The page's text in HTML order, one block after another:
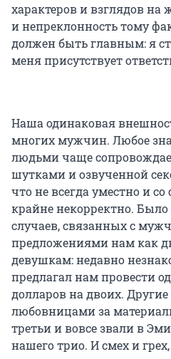
характеров и взглядов на
и непреклонность тому
должен быть главным: я
меня присутствует
Наша одинаковая
многих мужчин. Любое
людьми чаще
шутками и озвученной
что не всегда уместно и
крайне некорректно.
случаев, связанных с
предложениями нам как
девушкам: недавно
предлагал нам провести
долларов на двоих. Другие
любовницами за
третьи и вовсе звали в
нашего трио. И смех и